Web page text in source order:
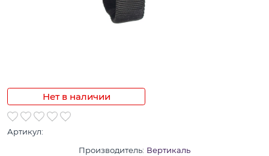
Нет в наличии
Артикул:
Производитель: Вертикаль